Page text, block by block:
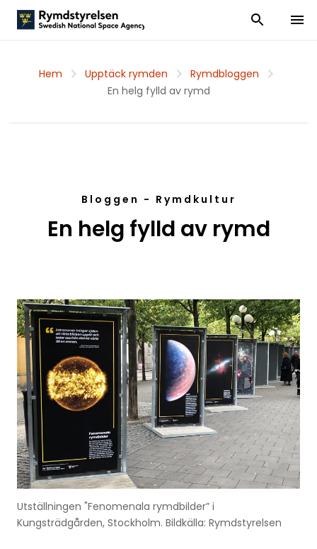
Visa och dölj
Visa
Hem Upptäck rymden
Rymdbloggen
En helg fylld av rymd
Bloggen - Rymdkultur
En helg fylld av rymd
Utställningen "Fenomenala rymdbilder” i
Kungsträdgården, Stockholm. Bildkälla: Rymdstyrelsen